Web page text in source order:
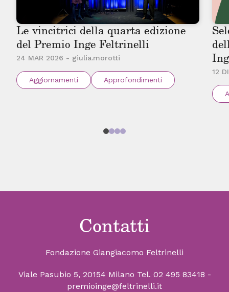
Le vincitrici della quarta edizione
del Premio Inge Feltrinelli
24 MAR 2026 - giulia.morotti
Aggiornamenti Approfondimenti
12
Contatti
Fondazione Giangiacomo Feltrinelli
Viale Pasubio 5, 20154 Milano Tel. 02 495 83418 -
premioinge@feltrinelli.it